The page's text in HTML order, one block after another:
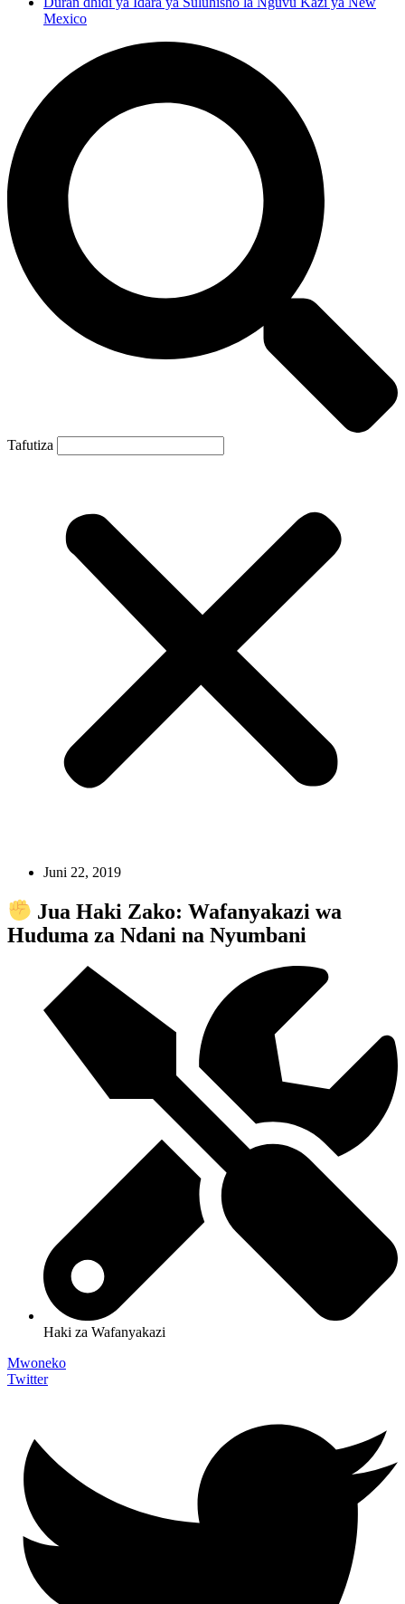
Mexico
Tafutiza
Juni 22, 2019
Jua Haki Zako: Wafanyakazi wa
Huduma za Ndani na Nyumbani
Haki za Wafanyakazi
Mwoneko
Twitter